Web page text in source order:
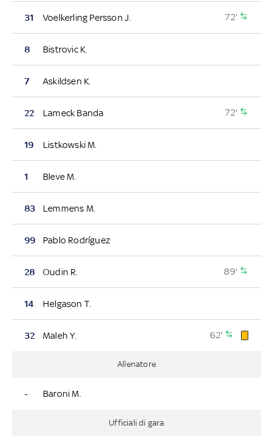
31 Voelkerling Persson J. 72'
8 Bistrovic K.
7 Askildsen K.
22 Lameck Banda 72'
19 Listkowski M.
1 Bleve M.
83 Lemmens M.
99 Pablo Rodríguez
28 Oudin R. 89'
14 Helgason T.
32 Maleh Y. 62'
Allenatore
- Baroni M.
Ufficiali di gara